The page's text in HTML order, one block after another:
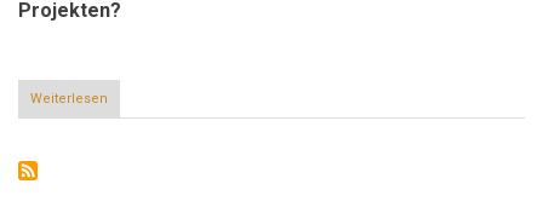
Projekten?
Weiterlesen
Verena